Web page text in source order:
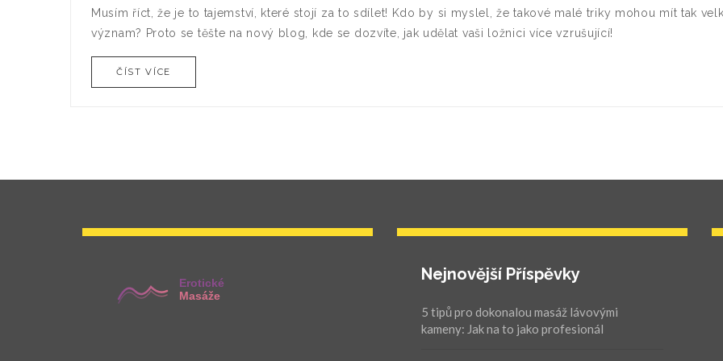
Musím říct, že je to tajemství, které stojí za to sdílet! Kdo by si myslel, že takové malé triky mohou mít tak
význam? Proto se těšte na nový blog, kde se dozvíte, jak udělat vaši ložnici více vzrušující!
ČÍST VÍCE
Nejnovější Příspěvky
5 tipů pro dokonalou masáž lávovými
kameny: Jak na to jako profesionál